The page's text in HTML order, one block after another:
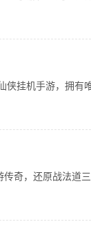
手游，拥有唯美仙
还原战法道三职业